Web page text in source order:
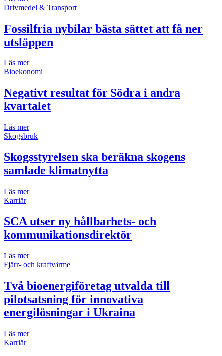
Drivmedel & Transport
Fossilfria nybilar bästa sättet att få ner
utsläppen
Läs mer
Bioekonomi
Negativt resultat för Södra i andra
kvartalet
Läs mer
Skogsbruk
Skogsstyrelsen ska beräkna skogens
samlade klimatnytta
Läs mer
Karriär
SCA utser ny hållbarhets- och
kommunikationsdirektör
Läs mer
Fjärr- och kraftvärme
Två bioenergiföretag utvalda till
pilotsatsning för innovativa
energilösningar i Ukraina
Läs mer
Karriär